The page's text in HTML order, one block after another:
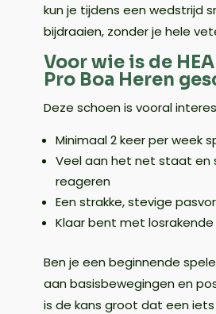
kun je tijdens een wedstrijd
bijdraaien, zonder je hele
Voor wie is de
Pro Boa Heren
Deze schoen is vooral
Minimaal 2 keer per week
Veel aan het net staat en
reageren
Een strakke, stevige
Klaar bent met
Ben je een beginnende
aan basisbewegingen en
is de kans groot dat een